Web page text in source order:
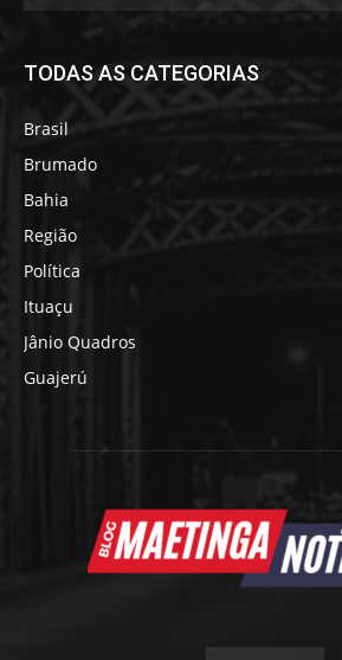
TODAS AS CATEGORIAS
Brasil
Brumado
Bahia
Região
Política
Ituaçu
Jânio Quadros
Guajerú